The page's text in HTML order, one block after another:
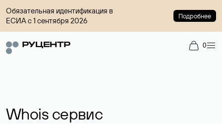
Обязательная идентификация в
ЕСИА с 1 сентября 2026
Подробнее
0
Whois сервис